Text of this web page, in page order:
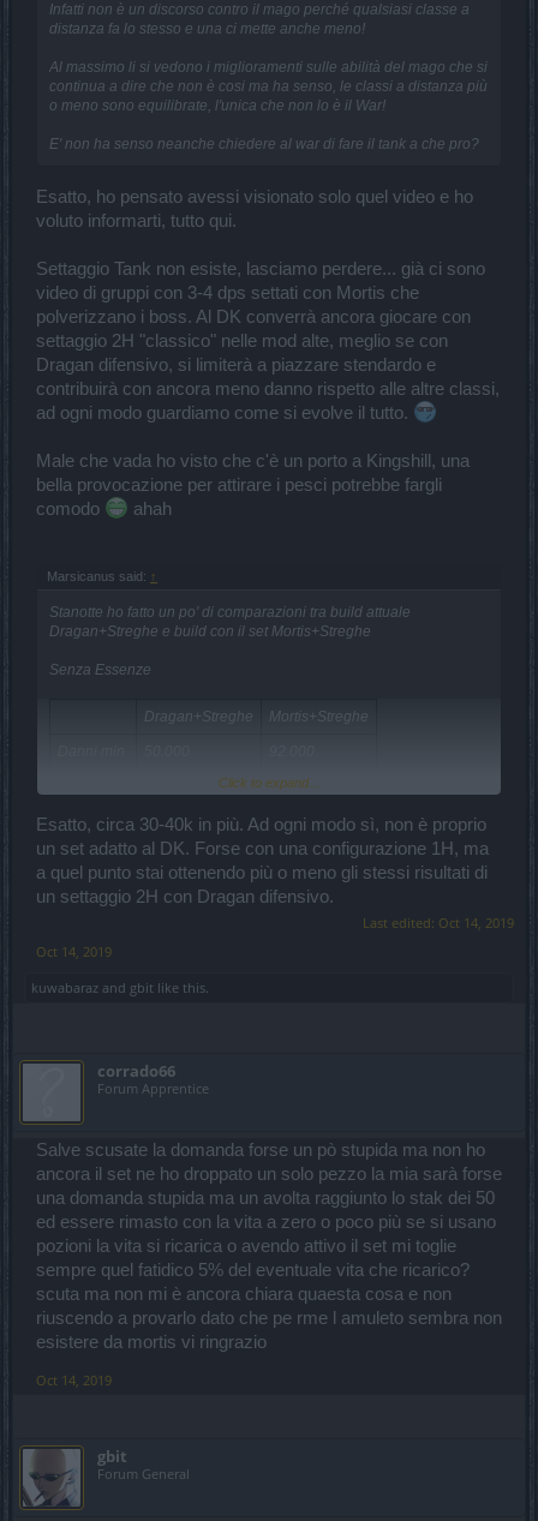
Infatti non è un discorso contro il mago perché qualsiasi classe a
distanza fa lo stesso e una ci mette anche meno!
Al massimo li si vedono i miglioramenti sulle abilità del mago che si
continua a dire che non è cosi ma ha senso, le classi a distanza più
o meno sono equilibrate, l'unica che non lo è il War!
E' non ha senso neanche chiedere al war di fare il tank a che pro?
Esatto, ho pensato avessi visionato solo quel video e ho
voluto informarti, tutto qui.
Settaggio Tank non esiste, lasciamo perdere... già ci sono
video di gruppi con 3-4 dps settati con Mortis che
polverizzano i boss. Al DK converrà ancora giocare con
settaggio 2H "classico" nelle mod alte, meglio se con
Dragan difensivo, si limiterà a piazzare stendardo e
contribuirà con ancora meno danno rispetto alle altre classi,
ad ogni modo guardiamo come si evolve il tutto.
Male che vada ho visto che c'è un porto a Kingshill, una
bella provocazione per attirare i pesci potrebbe fargli
comodo
ahah
Marsicanus said: ↑
Stanotte ho fatto un po' di comparazioni tra build attuale
Dragan+Streghe e build con il set Mortis+Streghe
Senza Essenze
Dragan+Streghe Mortis+Streghe
115.000
Critici % 5,00 4,26
DPI 820.680 1.336.355
Essenze Rosse
1.465.500
il tutto mantenendo costante velocità attacco a 2,931 e impatto
decisivo all'80%
Il "problema" per il war è che nel farm senza essenze quindi in
mappa, anche a difficoltà massime, non si notano grosse differenze
di tempi tra i 2 settaggi, perchè i danni doppi (e anche il DPI)
servono solo a dare 1 colpo ai mostri invece che 2. Si guadagna 1-
2sec dai miniboss ma in genere il war perde molto tempo a cercare
di non morire. Calcolate che vado in giro con 60k HP senza
medicina ne tonico, con queste potrei arrivare a 80-90k forse ma in
ogni caso in mappa i tempi scendono di poco e dai boss non ci
penso lontanamente ad usarlo.
Penso di usarlo solo nel farm inf1 compreso il boss per le eventuali
classifiche PVE, se mi tornerà la voglia di farle.
attenzione
Click to expand...
Esatto, circa 30-40k in più. Ad ogni modo sì, non è proprio
un set adatto al DK. Forse con una configurazione 1H, ma
a quel punto stai ottenendo più o meno gli stessi risultati di
un settaggio 2H con Dragan difensivo.
Last edited: Oct 14, 2019
Oct 14, 2019
kuwabaraz and gbit like this.
corrado66
Forum Apprentice
Salve scusate la domanda forse un pò stupida ma non ho
ancora il set ne ho droppato un solo pezzo la mia sarà forse
una domanda stupida ma un avolta raggiunto lo stak dei 50
ed essere rimasto con la vita a zero o poco più se si usano
pozioni la vita si ricarica o avendo attivo il set mi toglie
sempre quel fatidico 5% del eventuale vita che ricarico?
scuta ma non mi è ancora chiara quaesta cosa e non
riuscendo a provarlo dato che pe rme l amuleto sembra non
esistere da mortis vi ringrazio
Oct 14, 2019
gbit
Forum General